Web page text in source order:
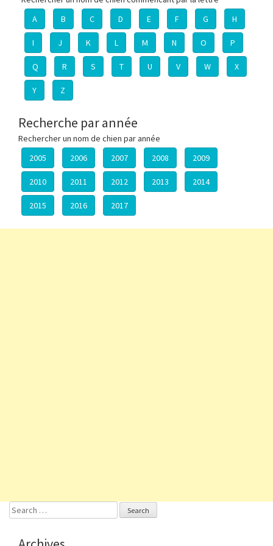
A
B C D E F G H
I J K L M N O P
Q R S T U V W X
Y Z
Recherche par année
Rechercher un nom de chien par année
2005
2006 2007 2008 2009
2010 2011 2012 2013 2014
2015 2016 2017
Search